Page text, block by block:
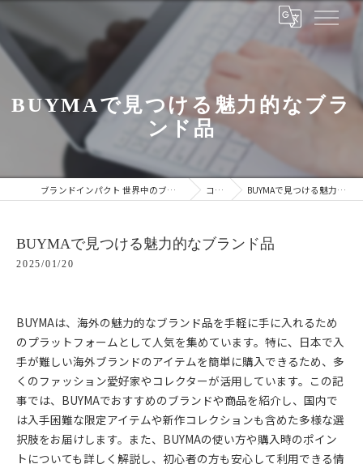
BUYMAで見つける魅力的なブラ
ンド品
ブランドインパクト 世界中のブランドをあなたの手に コラム BUYMAで見つける魅力的なブランド品
BUYMAで見つける魅力的なブランド品
2025/01/20
BUYMAは、海外の魅力的なブランド品を手軽に手に入れるため
のプラットフォームとして人気を集めています。特に、日本で入
手が難しい海外ブランドのアイテムを簡単に購入できるため、多
くのファッション愛好家やコレクターが活用しています。この記
事では、BUYMAでおすすめのブランドや商品を紹介し、国内で
は入手困難な限定アイテムや新作コレクションも含めた多様な選
択肢をお届けします。また、BUYMAの使い方や購入時のポイン
トについても詳しく解説し、初心者の方も安心して利用できる情